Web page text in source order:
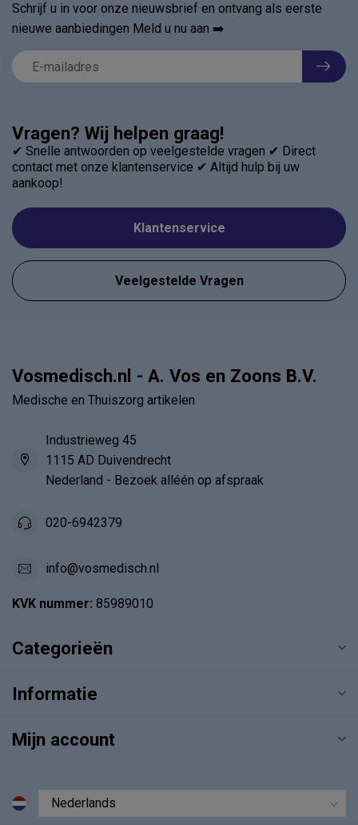
Vragen? Wij helpen graag!
✔ Snelle antwoorden op veelgestelde vragen ✔ Direct
contact met onze klantenservice ✔ Altijd hulp bij uw
aankoop!
Klantenservice
Veelgestelde Vragen
Schrijf u in voor onze nieuwsbrief en ontvang als eerste
nieuwe aanbiedingen Meld u nu aan ➡️
Vosmedisch.nl - A. Vos en Zoons B.V.
Medische en Thuiszorg artikelen
Industrieweg 45
1115 AD Duivendrecht
Nederland - Bezoek alléén op afspraak
020-6942379
info@vosmedisch.nl
KVK nummer: 85989010
Categorieën
Informatie
Mijn account